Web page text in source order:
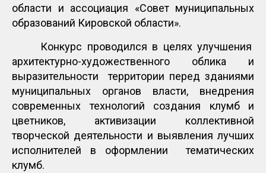
области и ассоциация «Совет муниципальных
образований Кировской области».
Конкурс проводился в целях улучшения
архитектурно-художественного облика и
выразительности территории перед зданиями
муниципальных органов власти, внедрения
современных технологий создания клумб и
цветников, активизации коллективной
творческой деятельности и выявления лучших
исполнителей в оформлении тематических
клумб.